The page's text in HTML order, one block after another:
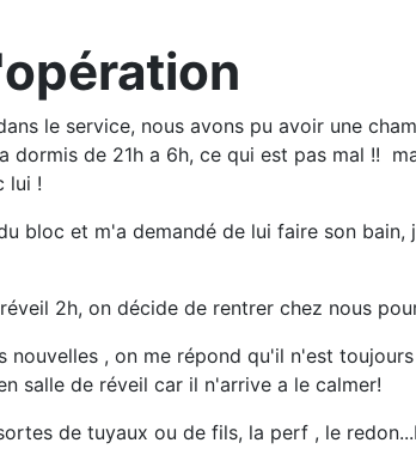
le service, nous avons pu avoir une
dormis de 21h a 6h, ce qui est pas mal !!
lui !
bloc et m'a demandé de lui faire son
2h, on décide de rentrer chez nous
, on me répond qu'il n'est
salle de réveil car il n'arrive a le calmer!
de tuyaux ou de fils, la perf , le